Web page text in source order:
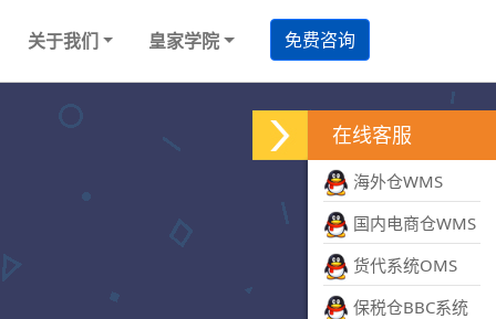
关于我们 皇家学院 免费咨询
在线客服
海外仓WMS
国内电商仓WMS
货代系统OMS
保税仓BBC系统